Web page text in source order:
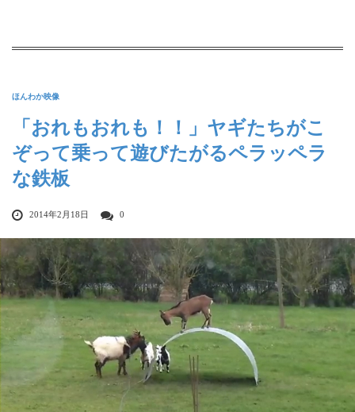
ほんわか映像
「おれもおれも！！」ヤギたちがこ
ぞって乗って遊びたがるペラッペラ
な鉄板
2014年2月18日 0